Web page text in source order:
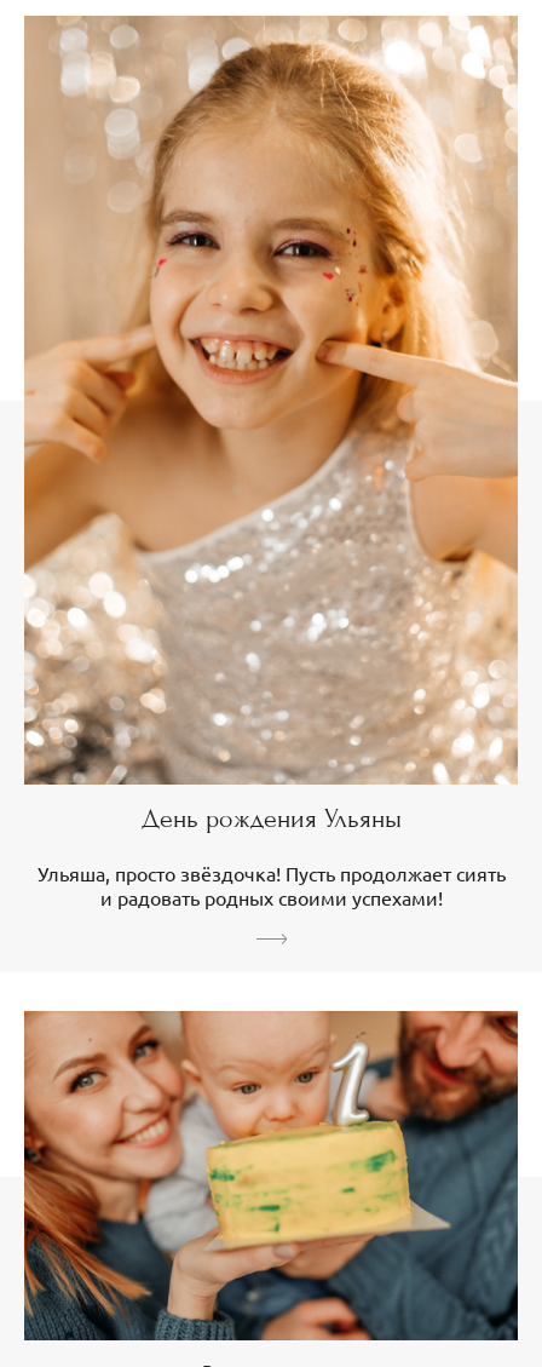
День рождения Ульяны
Ульяша, просто звёздочка! Пусть продолжает сиять
и радовать родных своими успехами!